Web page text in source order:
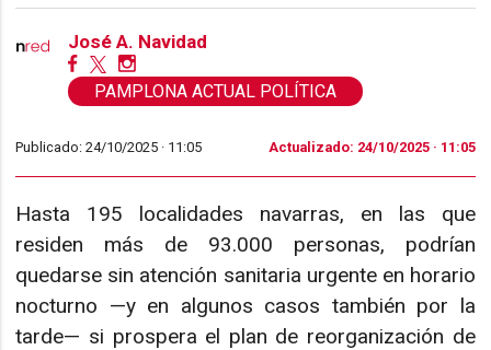
José A. Navidad
PAMPLONA ACTUAL POLÍTICA
Publicado: 24/10/2025 · 11:05 Actualizado: 24/10/2025 · 11:05
Hasta 195 localidades navarras, en las que
residen más de 93.000 personas, podrían
quedarse sin atención sanitaria urgente en horario
nocturno —y en algunos casos también por la
tarde— si prospera el plan de reorganización de